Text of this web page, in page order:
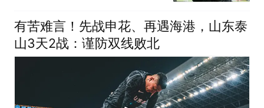
有苦难言！先战申花、再遇海港，山东泰
山3天2战：谨防双线败北